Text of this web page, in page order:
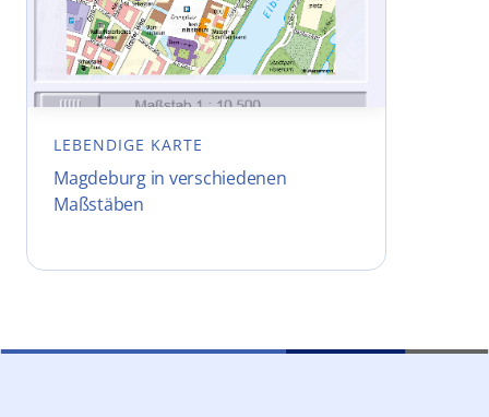
LEBENDIGE KARTE
Magdeburg in verschiedenen
Maßstäben